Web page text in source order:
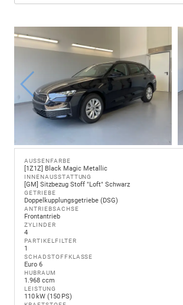
AUSSENFARBE
[1Z1Z] Black Magic Metallic
INNENAUSSTATTUNG
[GM] Sitzbezug Stoff "Loft" Schwarz
GETRIEBE
Doppelkupplungsgetriebe (DSG)
ANTRIEBSACHSE
Frontantrieb
ZYLINDER
4
PARTIKELFILTER
1
SCHADSTOFFKLASSE
Euro 6
HUBRAUM
1.968 ccm
LEISTUNG
110 kW (150 PS)